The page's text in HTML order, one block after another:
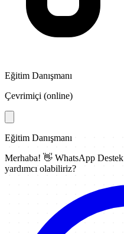
Eğitim Danışmanı
Çevrimiçi (online)
Eğitim Danışmanı
Merhaba! 👋 WhatsApp Destek
yardımcı olabiliriz?